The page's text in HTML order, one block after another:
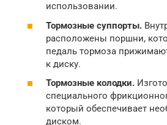
использовании.
Тормозные суппорты.
расположены поршни,
педаль тормоза
к диску.
Тормозные колодки.
специального
который обеспечивает
диском.